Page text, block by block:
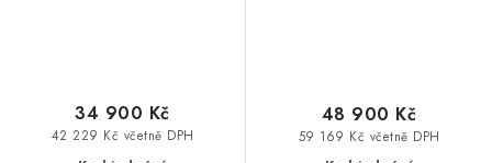
42 229 Kč včetně DPH
34 900 Kč
59 169 Kč včetně DPH
48 900 Kč